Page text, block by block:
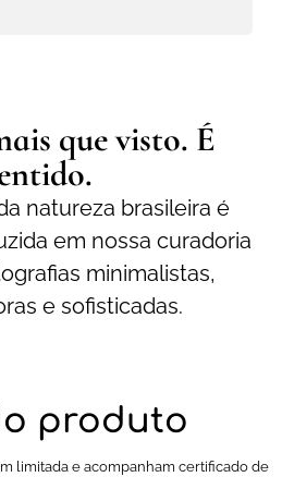
que visto. É
natureza brasileira é
em nossa curadoria
minimalistas,
e sofisticadas.
produto
limitada e acompanham certificado de